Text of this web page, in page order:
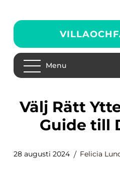
Menu
Välj Rätt Ytterdörrar: En
Guide till
28 augusti 2024 Felicia